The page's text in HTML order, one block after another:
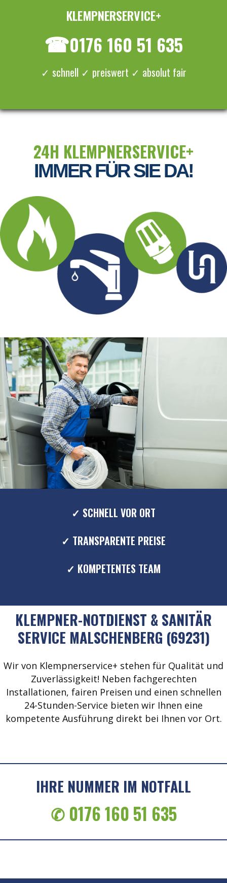
KLEMPNERSERVICE+
☎0176 160 51 635
✓ schnell ✓ preiswert ✓ absolut fair
24H KLEMPNERSERVICE+
IMMER FÜR SIE DA!
✓ SCHNELL VOR ORT
✓ TRANSPARENTE PREISE
✓ KOMPETENTES TEAM
KLEMPNER-NOTDIENST & SANITÄR
SERVICE MALSCHENBERG (69231)
Wir von Klempnerservice+ stehen für Qualität und
Zuverlässigkeit! Neben fachgerechten
Installationen, fairen Preisen und einen schnellen
24-Stunden-Service bieten wir Ihnen eine
kompetente Ausführung direkt bei Ihnen vor Ort.
IHRE NUMMER IM NOTFALL
✆ 0176 160 51 635